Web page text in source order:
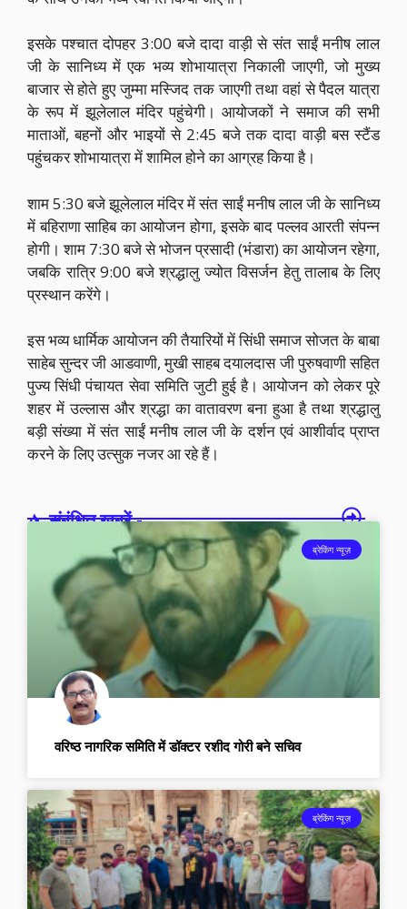
इसके पश्चात दोपहर 3:00 बजे दादा वाड़ी से संत साईं मनीष लाल
जी के सानिध्य में एक भव्य शोभायात्रा निकाली जाएगी, जो मुख्य
बाजार से होते हुए जुम्मा मस्जिद तक जाएगी तथा वहां से पैदल यात्रा
के रूप में झूलेलाल मंदिर पहुंचेगी। आयोजकों ने समाज की सभी
माताओं, बहनों और भाइयों से 2:45 बजे तक दादा वाड़ी बस स्टैंड
पहुंचकर शोभायात्रा में शामिल होने का आग्रह किया है।
शाम 5:30 बजे झूलेलाल मंदिर में संत साईं मनीष लाल जी के सानिध्य
में बहिराणा साहिब का आयोजन होगा, इसके बाद पल्लव आरती संपन्न
होगी। शाम 7:30 बजे से भोजन प्रसादी (भंडारा) का आयोजन रहेगा,
जबकि रात्रि 9:00 बजे श्रद्धालु ज्योत विसर्जन हेतु तालाब के लिए
प्रस्थान करेंगे।
इस भव्य धार्मिक आयोजन की तैयारियों में सिंधी समाज सोजत के बाबा
साहेब सुन्दर जी आडवाणी, मुखी साहब दयालदास जी पुरुषवाणी सहित
पुज्य सिंधी पंचायत सेवा समिति जुटी हुई है। आयोजन को लेकर पूरे
शहर में उल्लास और श्रद्धा का वातावरण बना हुआ है तथा श्रद्धालु
बड़ी संख्या में संत साईं मनीष लाल जी के दर्शन एवं आशीर्वाद प्राप्त
करने के लिए उत्सुक नजर आ रहे हैं।
संबंधित खबरें -
ब्रेकिंग न्यूज़
वरिष्ठ नागरिक समिति में डॉक्टर रशीद गोरी बने सचिव
ब्रेकिंग न्यूज़